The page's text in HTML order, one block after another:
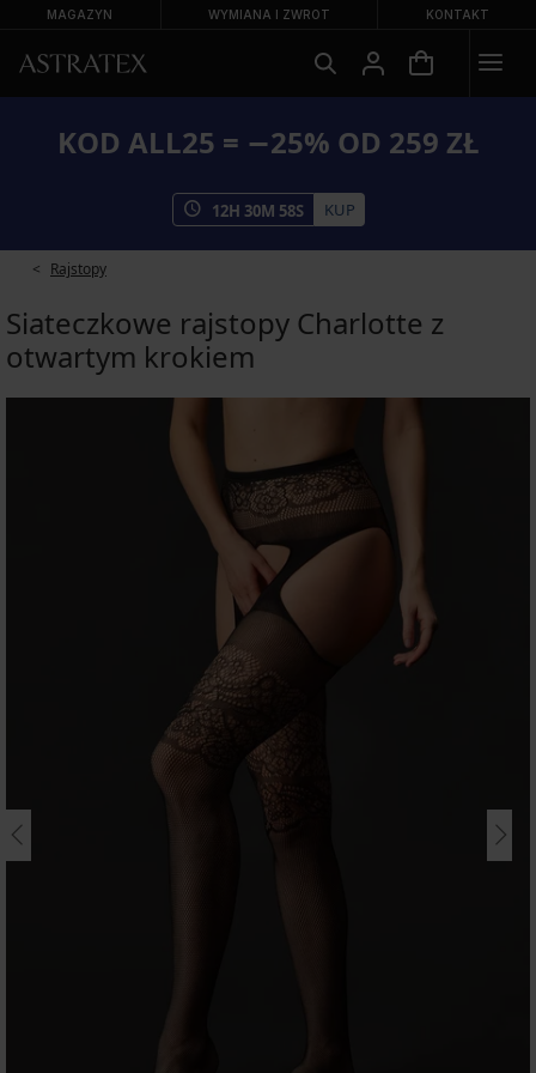
MAGAZYN WYMIANA I ZWROT KONTAKT
KOD ALL25 = −25% OD 259 ZŁ
12H 30M 58S KUP
Rajstopy
Siateczkowe rajstopy Charlotte z
otwartym krokiem